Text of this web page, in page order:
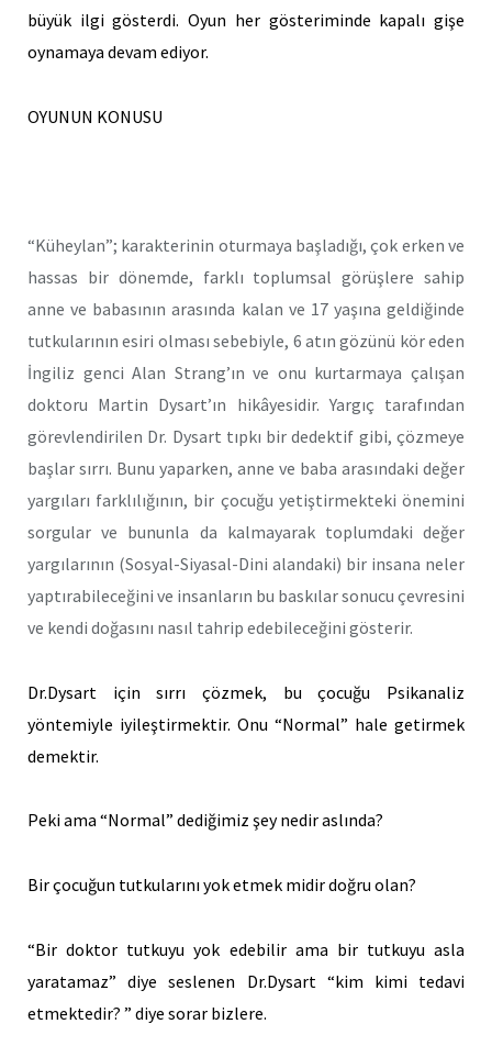
büyük ilgi gösterdi. Oyun her gösteriminde kapalı gişe
oynamaya devam ediyor.
OYUNUN KONUSU
“Küheylan”; karakterinin oturmaya başladığı, çok erken ve
hassas bir dönemde, farklı toplumsal görüşlere sahip
anne ve babasının arasında kalan ve 17 yaşına geldiğinde
tutkularının esiri olması sebebiyle, 6 atın gözünü kör eden
İngiliz genci Alan Strang’ın ve onu kurtarmaya çalışan
doktoru Martin Dysart’ın hikâyesidir. Yargıç tarafından
görevlendirilen Dr. Dysart tıpkı bir dedektif gibi, çözmeye
başlar sırrı. Bunu yaparken, anne ve baba arasındaki değer
yargıları farklılığının, bir çocuğu yetiştirmekteki önemini
sorgular ve bununla da kalmayarak toplumdaki değer
yargılarının (Sosyal-Siyasal-Dini alandaki) bir insana neler
yaptırabileceğini ve insanların bu baskılar sonucu çevresini
ve kendi doğasını nasıl tahrip edebileceğini gösterir.
Dr.Dysart için sırrı çözmek, bu çocuğu Psikanaliz
yöntemiyle iyileştirmektir. Onu “Normal” hale getirmek
demektir.
Peki ama “Normal” dediğimiz şey nedir aslında?
Bir çocuğun tutkularını yok etmek midir doğru olan?
“Bir doktor tutkuyu yok edebilir ama bir tutkuyu asla
yaratamaz” diye seslenen Dr.Dysart “kim kimi tedavi
etmektedir? ” diye sorar bizlere.